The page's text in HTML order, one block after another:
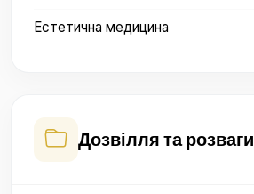
Естетична медицина
Дозвілля та розваги